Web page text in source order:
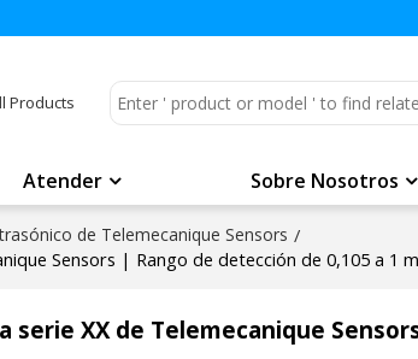
Products
Atender Sobre Nosotros
de Telemecanique Sensors /
Sensors | Rango de detección de 0,105 a 1
XX de Telemecanique